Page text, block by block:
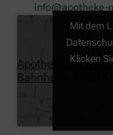
info@apotheke-
Apotheke
Bahnhof 1, 09627
Mit dem
Klicken